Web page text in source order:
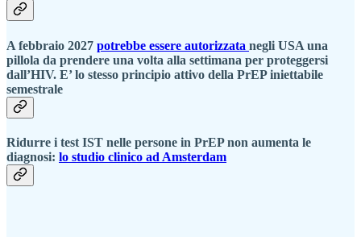
A febbraio 2027 potrebbe essere autorizzata negli USA una
pillola da prendere una volta alla settimana per proteggersi
dall’HIV. E’ lo stesso principio attivo della PrEP iniettabile
semestrale
Ridurre i test IST nelle persone in PrEP non aumenta le
diagnosi: lo studio clinico ad Amsterdam